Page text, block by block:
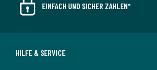
EINFACH UND SICHER ZAHLEN*
HILFE & SERVICE